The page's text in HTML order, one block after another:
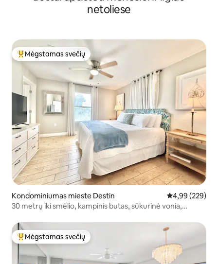
netoliese
Svečių mėgstamiausias
Mėgstamas svečių
Kondominiumas mieste Destin Vidutinis
4,99 (229)
30 metrų iki smėlio, kampinis butas, sūkurinė vonia,
Svečių mėgstamiausias
Mėgstamas svečių